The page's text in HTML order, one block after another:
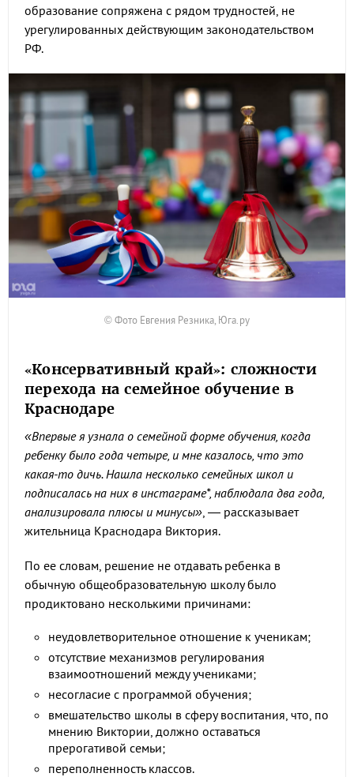
образование сопряжена с рядом трудностей, не
урегулированных действующим законодательством
РФ.
© Фото Евгения Резника, Юга.ру
«Консервативный край»: сложности
перехода на семейное обучение в
Краснодаре
«Впервые я узнала о семейной форме обучения, когда
ребенку было года четыре, и мне казалось, что это
какая-то дичь. Нашла несколько семейных школ и
подписалась на них в инстаграме*, наблюдала два года,
анализировала плюсы и минусы», — рассказывает
жительница Краснодара Виктория.
По ее словам, решение не отдавать ребенка в
обычную общеобразовательную школу было
продиктовано несколькими причинами:
неудовлетворительное отношение к ученикам;
отсутствие механизмов регулирования
взаимоотношений между учениками;
несогласие с программой обучения;
вмешательство школы в сферу воспитания, что, по
мнению Виктории, должно оставаться
прерогативой семьи;
переполненность классов.